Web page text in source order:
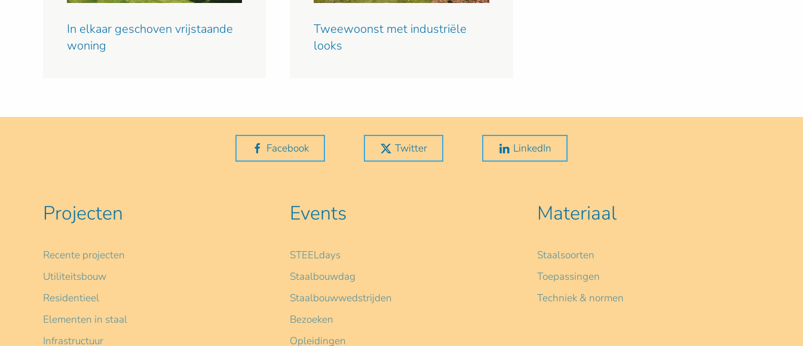
In elkaar geschoven vrijstaande
woning
Tweewoonst met industriële
looks
Facebook Twitter LinkedIn
Projecten
Recente projecten
Utiliteitsbouw
Residentieel
Elementen in staal
Infrastructuur
Events
STEELdays
Staalbouwdag
Staalbouwwedstrijden
Bezoeken
Opleidingen
Materiaal
Staalsoorten
Toepassingen
Techniek & normen